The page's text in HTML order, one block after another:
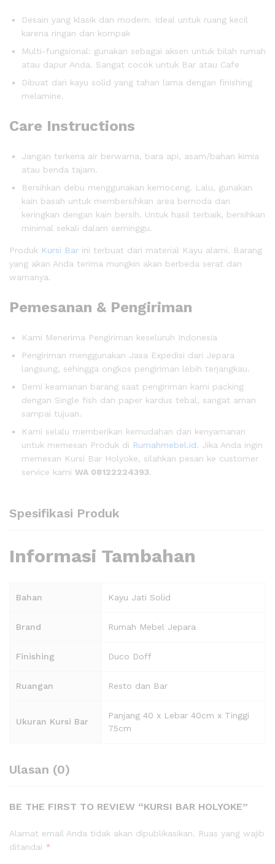
Desain yang klasik dan modern. Ideal untuk ruang kecil
karena ringan dan kompak
Multi-fungsional: gunakan sebagai aksen untuk bilah rumah
atau dapur Anda. Sangat cocok untuk Bar atau Cafe
Dibuat dari kayu solid yang tahan lama dengan finishing
melamine.
Care Instructions
Jangan terkena air berwarna, bara api, asam/bahan kimia
atau benda tajam.
Bersihkan debu menggunakan kemoceng. Lalu, gunakan
kain basah untuk membersihkan area bernoda dan
keringkan dengan kain bersih. Untuk hasil terbaik, bersihkan
minimal sekali dalam seminggu.
Produk Kursi Bar ini terbuat dari material Kayu alami. Barang
yang akan Anda terima mungkin akan berbeda serat dan
warnanya.
Pemesanan & Pengiriman
Kami Menerima Pengiriman keseluruh Indonesia
Pengiriman menggunakan Jasa Expedisi dari Jepara
langsung, sehingga ongkos pengiriman lebih terjangkau.
Demi keamanan barang saat pengiriman kami packing
dengan Single fish dan paper kardus tebal, sangat aman
sampai tujuan.
Kami selalu memberikan kemudahan dan kenyamanan
untuk memesan Produk di Rumahmebel.id. Jika Anda ingin
memesan Kursi Bar Holyoke, silahkan pesan ke customer
service kami WA 08122224393.
Spesifikasi Produk
Informasi Tambahan
Bahan Kayu Jati Solid
Brand Rumah Mebel Jepara
Finishing Duco Doff
Ruangan Resto dan Bar
Ukuran Kursi Bar
Panjang 40 x Lebar 40cm x Tinggi
75cm
Ulasan (0)
BE THE FIRST TO REVIEW “KURSI BAR HOLYOKE”
Alamat email Anda tidak akan dipublikasikan. Ruas yang wajib
ditandai *